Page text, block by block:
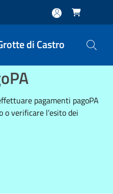

di Castro
pagamenti pagoPA
o verificare l’esito dei